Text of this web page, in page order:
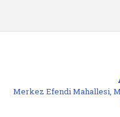
Merkez Efendi Mahallesi,